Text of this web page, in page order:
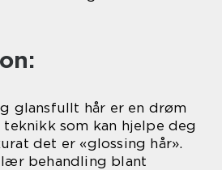
glansfullt hår er en drøm
som kan hjelpe deg
det er «glossing hår».
behandling blant